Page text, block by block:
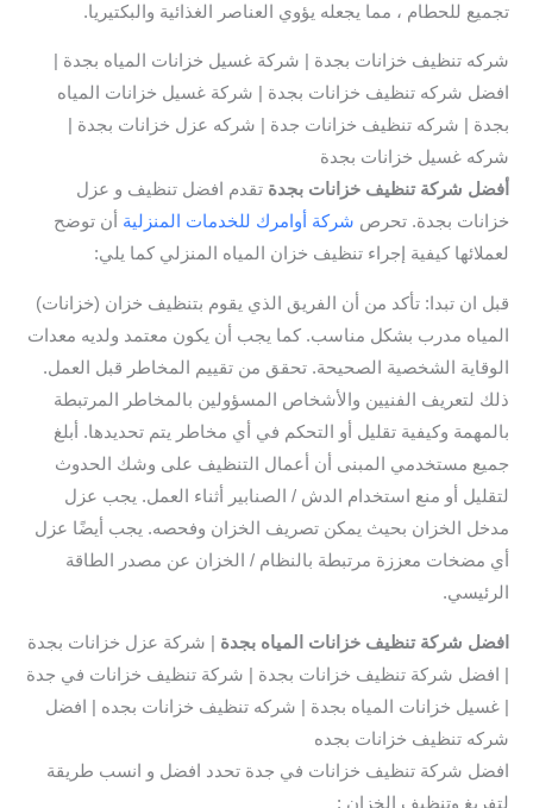
تجميع للحطام ، مما يجعله يؤوي العناصر الغذائية والبكتيريا.
شركه تنظيف خزانات بجدة | شركة غسيل خزانات المياه بجدة |
افضل شركه تنظيف خزانات بجدة | شركة غسيل خزانات المياه
بجدة | شركه تنظيف خزانات جدة | شركه عزل خزانات بجدة |
شركه غسيل خزانات بجدة
أفضل شركة تنظيف خزانات بجدة تقدم افضل تنظيف و عزل
خزانات بجدة. تحرص شركة أوامرك للخدمات المنزلية أن توضح
لعملائها كيفية إجراء تنظيف خزان المياه المنزلي كما يلي:
قبل ان تبدا: تأكد من أن الفريق الذي يقوم بتنظيف خزان (خزانات)
المياه مدرب بشكل مناسب. كما يجب أن يكون معتمد ولديه معدات
الوقاية الشخصية الصحيحة. تحقق من تقييم المخاطر قبل العمل.
ذلك لتعريف الفنيين والأشخاص المسؤولين بالمخاطر المرتبطة
بالمهمة وكيفية تقليل أو التحكم في أي مخاطر يتم تحديدها. أبلغ
جميع مستخدمي المبنى أن أعمال التنظيف على وشك الحدوث
لتقليل أو منع استخدام الدش / الصنابير أثناء العمل. يجب عزل
مدخل الخزان بحيث يمكن تصريف الخزان وفحصه. يجب أيضًا عزل
أي مضخات معززة مرتبطة بالنظام / الخزان عن مصدر الطاقة
الرئيسي.
افضل شركة تنظيف خزانات المياه بجدة | شركة عزل خزانات بجدة
| افضل شركة تنظيف خزانات بجدة | شركة تنظيف خزانات في جدة
| غسيل خزانات المياه بجدة | شركه تنظيف خزانات بجده | افضل
شركه تنظيف خزانات بجده
افضل شركة تنظيف خزانات في جدة تحدد افضل و انسب طريقة
لتفريغ وتنظيف الخزان :